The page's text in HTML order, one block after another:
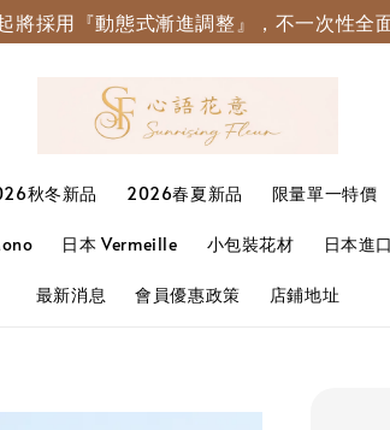
採用『動態式漸進調整』，不一次性全
秋冬新品 2026春夏新品 限量單一特價
日本 Vermeille 小包裝花材 日本進
最新消息 會員優惠政策 店鋪地址